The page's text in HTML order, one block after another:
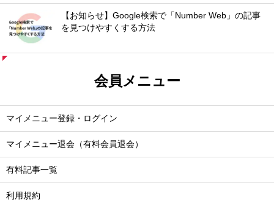
【お知らせ】Google検索で「Number Web」の記事
を見つけやすくする方法
会員メニュー
マイメニュー登録・ログイン
マイメニュー退会（有料会員退会）
有料記事一覧
利用規約